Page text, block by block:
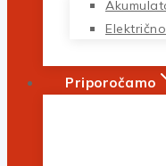
Priporočamo